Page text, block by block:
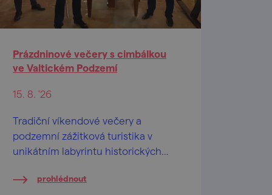
Prázdninové večery s cimbálkou
ve Valtickém Podzemí
15. 8. '26
Tradiční víkendové večery a
podzemní zážitková turistika v
unikátním labyrintu historických
prohlédnout